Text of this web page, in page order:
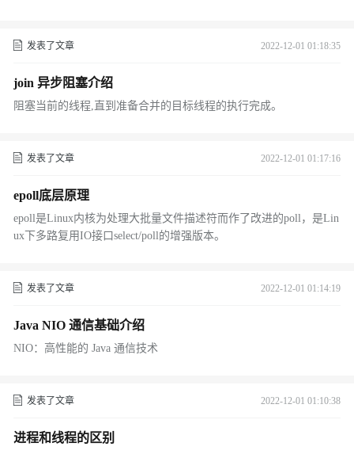
发表了文章 2022-12-01 01:18:35
join 异步阻塞介绍
阻塞当前的线程,直到准备合并的目标线程的执行完成。
发表了文章 2022-12-01 01:17:16
epoll底层原理
epoll是Linux内核为处理大批量文件描述符而作了改进的poll，是Lin
ux下多路复用IO接口select/poll的增强版本。
发表了文章 2022-12-01 01:14:19
Java NIO 通信基础介绍
NIO：高性能的 Java 通信技术
发表了文章 2022-12-01 01:10:38
进程和线程的区别